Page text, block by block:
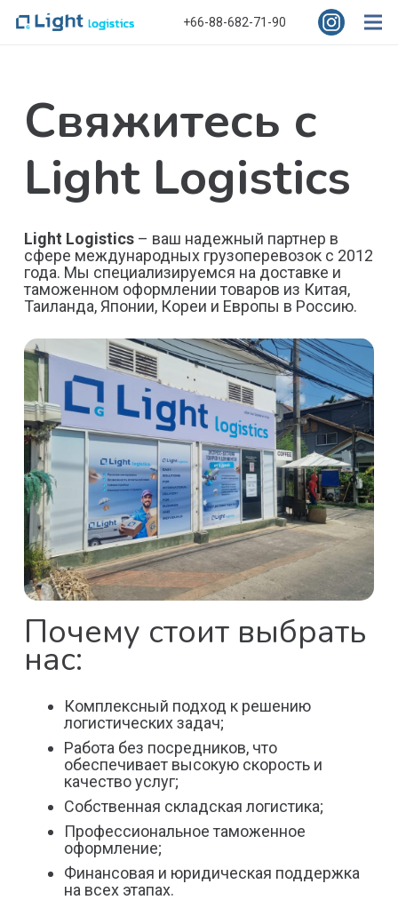
+66-88-682-71-90
Свяжитесь с
Light Logistics
Light Logistics – ваш надежный партнер в
сфере международных грузоперевозок с 2012
года. Мы специализируемся на доставке и
таможенном оформлении товаров из Китая,
Таиланда, Японии, Кореи и Европы в Россию.
Почему стоит выбрать
нас:
Комплексный подход к решению
логистических задач;
Работа без посредников, что
обеспечивает высокую скорость и
качество услуг;
Собственная складская логистика;
Профессиональное таможенное
оформление;
Финансовая и юридическая поддержка
на всех этапах.